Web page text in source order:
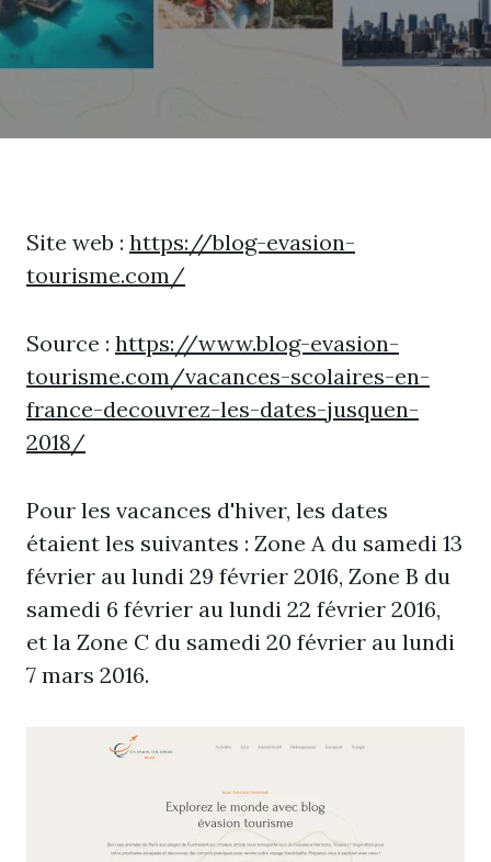
Site web : https://blog-evasion-
tourisme.com/
Source : https://www.blog-evasion-
tourisme.com/vacances-scolaires-en-
france-decouvrez-les-dates-jusquen-
2018/
Pour les vacances d'hiver, les dates
étaient les suivantes : Zone A du samedi 13
février au lundi 29 février 2016, Zone B du
samedi 6 février au lundi 22 février 2016,
et la Zone C du samedi 20 février au lundi
7 mars 2016.